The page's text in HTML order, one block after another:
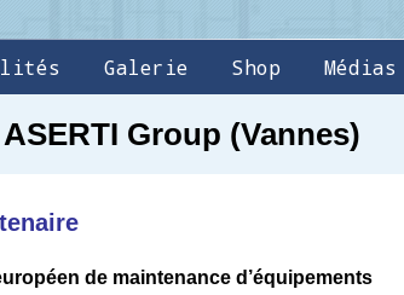
Galerie Shop Médias
Group (Vannes)
de maintenance d’équipements